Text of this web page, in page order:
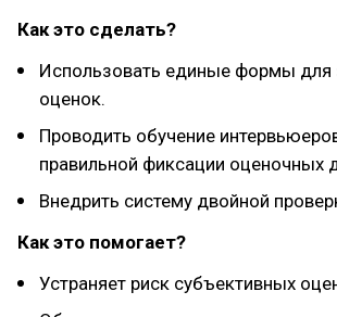
Как это сделать?
Использовать единые формы для
оценок.
Проводить обучение
правильной фиксации оценочных
Внедрить систему двойной
Как это помогает?
Устраняет риск субъективных